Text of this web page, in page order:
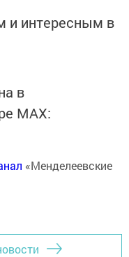
и интересным в
в
MАХ:
«Менделеевские